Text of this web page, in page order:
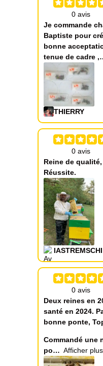
Je commande
Baptiste pour
bonne
tenue de cadre ,
THIERRY
Reine de
Réussite.
IASTREMSCHI
Deux reines en
santé en 2024.
bonne ponte,
Commandé une
po
Afficher plus